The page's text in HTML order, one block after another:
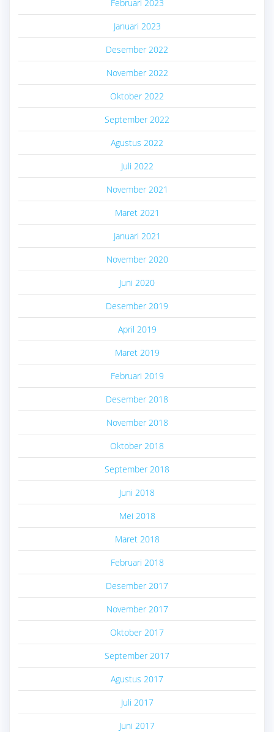
Februari 2023
Januari 2023
Desember 2022
November 2022
Oktober 2022
September 2022
Agustus 2022
Juli 2022
November 2021
Maret 2021
Januari 2021
November 2020
Juni 2020
Desember 2019
April 2019
Maret 2019
Februari 2019
Desember 2018
November 2018
Oktober 2018
September 2018
Juni 2018
Mei 2018
Maret 2018
Februari 2018
Desember 2017
November 2017
Oktober 2017
September 2017
Agustus 2017
Juli 2017
Juni 2017